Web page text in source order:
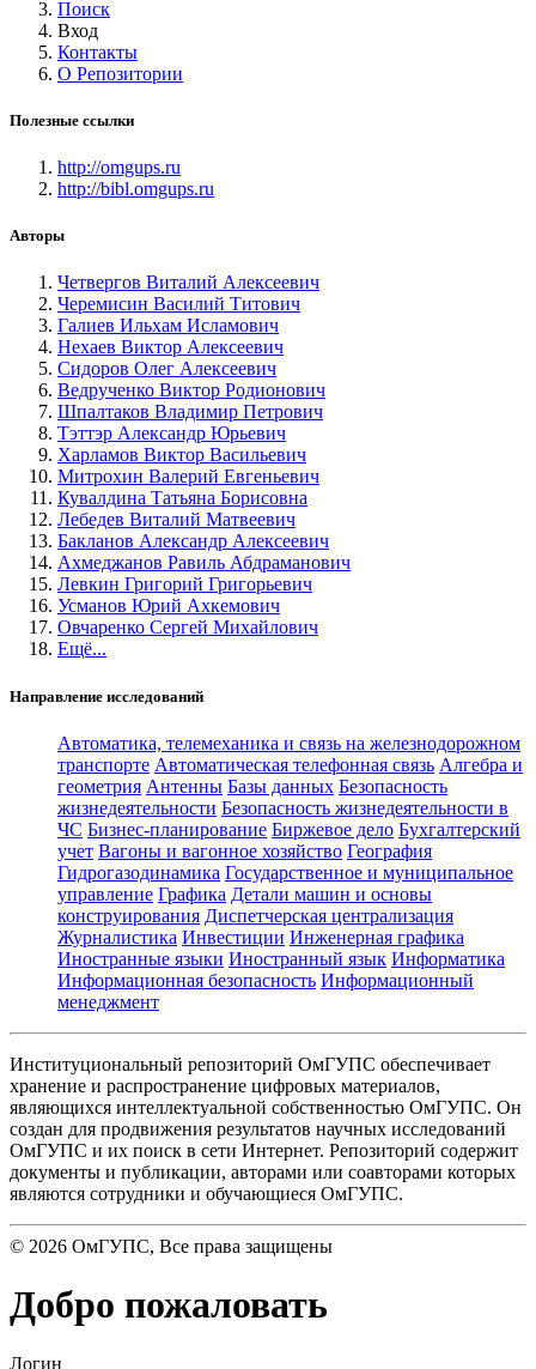
Поиск
Вход
Контакты
О Репозитории
Полезные ссылки
http://omgups.ru
http://bibl.omgups.ru
Авторы
Четвергов Виталий Алексеевич
Черемисин Василий Титович
Галиев Ильхам Исламович
Нехаев Виктор Алексеевич
Сидоров Олег Алексеевич
Ведрученко Виктор Родионович
Шпалтаков Владимир Петрович
Тэттэр Александр Юрьевич
Харламов Виктор Васильевич
Митрохин Валерий Евгеньевич
Кувалдина Татьяна Борисовна
Лебедев Виталий Матвеевич
Бакланов Александр Алексеевич
Ахмеджанов Равиль Абдраманович
Левкин Григорий Григорьевич
Усманов Юрий Ахкемович
Овчаренко Сергей Михайлович
Ещё...
Направление исследований
Автоматика, телемеханика и связь на железнодорожном
транспорте Автоматическая телефонная связь Алгебра и
геометрия Антенны Базы данных Безопасность
жизнедеятельности Безопасность жизнедеятельности в
ЧС Бизнес-планирование Биржевое дело Бухгалтерский
учет Вагоны и вагонное хозяйство География
Гидрогазодинамика Государственное и муниципальное
управление Графика Детали машин и основы
конструирования Диспетчерская централизация
Журналистика Инвестиции Инженерная графика
Иностранные языки Иностранный язык Информатика
Информационная безопасность Информационный
менеджмент
Институциональный репозиторий ОмГУПС обеспечивает
хранение и распространение цифровых материалов,
являющихся интеллектуальной собственностью ОмГУПС. Он
создан для продвижения результатов научных исследований
ОмГУПС и их поиск в сети Интернет. Репозиторий содержит
документы и публикации, авторами или соавторами которых
являются сотрудники и обучающиеся ОмГУПС.
© 2026 ОмГУПС, Все права защищены
Добро пожаловать
Логин